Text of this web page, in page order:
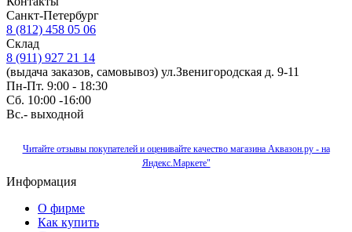
Санкт-Петербург
8 (812) 458 05 06
Склад
8 (911) 927 21 14
(выдача заказов, самовывоз) ул.Звенигородская д. 9-11
Пн-Пт. 9:00 - 18:30
Сб. 10:00 -16:00
Вс.- выходной
Читайте отзывы покупателей и оценивайте качество магазина Аквазон.ру - на
Яндекс.Маркете"
Информация
О фирме
Как купить